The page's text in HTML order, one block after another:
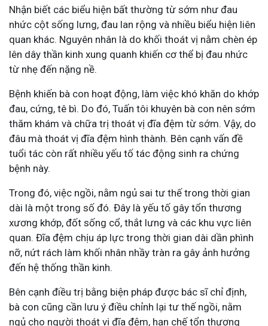
Nhận biết các biểu hiện bất thường từ sớm như đau
nhức cột sống lưng, đau lan rộng và nhiều biểu hiện liên
quan khác. Nguyên nhân là do khối thoát vị nằm chèn ép
lên dây thần kinh xung quanh khiến cơ thể bị đau nhức
từ nhẹ đến nặng nề.
Bệnh khiến bà con hoạt động, làm việc khó khăn do khớp
đau, cứng, tê bì. Do đó, Tuấn tôi khuyên bà con nên sớm
thăm khám và chữa trị thoát vị đĩa đệm từ sớm. Vậy, do
đâu mà thoát vị đĩa đệm hình thành. Bên cạnh vấn đề
tuổi tác còn rất nhiều yếu tố tác động sinh ra chứng
bệnh này.
Trong đó, việc ngồi, nằm ngủ sai tư thế trong thời gian
dài là một trong số đó. Đây là yếu tố gây tổn thương
xương khớp, đốt sống cổ, thắt lưng và các khu vực liên
quan. Đĩa đệm chịu áp lực trong thời gian dài dần phình
nỡ, nứt rách làm khối nhân nhầy tràn ra gây ảnh hưởng
đến hệ thống thần kinh.
Bên cạnh điều trị bằng biện pháp được bác sĩ chỉ định,
bà con cũng cần lưu ý điều chỉnh lại tư thế ngồi, nằm
ngủ cho người thoát vị đĩa đệm, hạn chế tổn thương